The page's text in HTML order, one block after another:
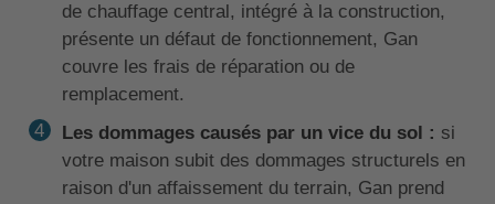
de chauffage central, intégré à la construction,
présente un défaut de fonctionnement, Gan
couvre les frais de réparation ou de
remplacement.
Les dommages causés par un vice du sol : si
votre maison subit des dommages structurels en
raison d'un affaissement du terrain, Gan prend